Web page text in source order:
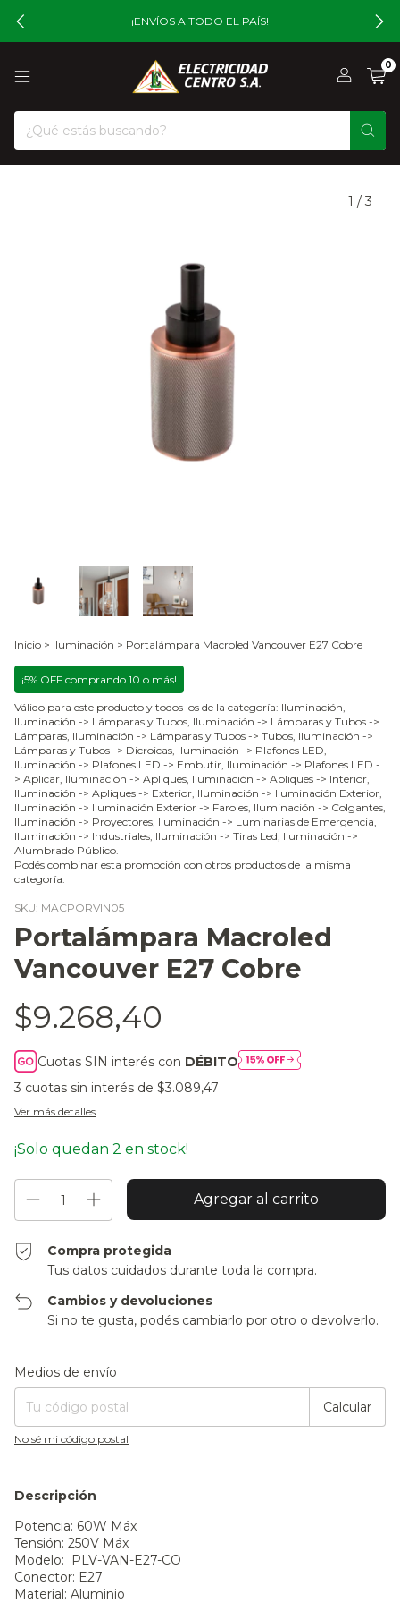
¡ENVÍOS A TODO EL PAÍS!
0
1 / 3
Inicio > Iluminación > Portalámpara Macroled Vancouver E27 Cobre
¡5% OFF comprando 10 o más!
Válido para este producto y todos los de la categoría: Iluminación,
Iluminación -> Lámparas y Tubos, Iluminación -> Lámparas y Tubos ->
Lámparas, Iluminación -> Lámparas y Tubos -> Tubos, Iluminación ->
Lámparas y Tubos -> Dicroicas, Iluminación -> Plafones LED,
Iluminación -> Plafones LED -> Embutir, Iluminación -> Plafones LED -
> Aplicar, Iluminación -> Apliques, Iluminación -> Apliques -> Interior,
Iluminación -> Apliques -> Exterior, Iluminación -> Iluminación Exterior,
Iluminación -> Iluminación Exterior -> Faroles, Iluminación -> Colgantes,
Iluminación -> Proyectores, Iluminación -> Luminarias de Emergencia,
Iluminación -> Industriales, Iluminación -> Tiras Led, Iluminación ->
Alumbrado Público.
Podés combinar esta promoción con otros productos de la misma
categoría.
SKU: MACPORVIN05
Portalámpara Macroled
Vancouver E27 Cobre
$9.268,40
Cuotas SIN interés con DÉBITO
3 cuotas sin interés de $3.089,47
Ver más detalles
¡Solo quedan 2 en stock!
Compra protegida
Tus datos cuidados durante toda la compra.
Cambios y devoluciones
Si no te gusta, podés cambiarlo por otro o devolverlo.
Entregas para el CP:
Medios de envío
Calcular
No sé mi código postal
Descripción
Potencia: 60W Máx
Tensión: 250V Máx
Modelo:
PLV-VAN-E27-CO
Conector: E27
Material: Aluminio